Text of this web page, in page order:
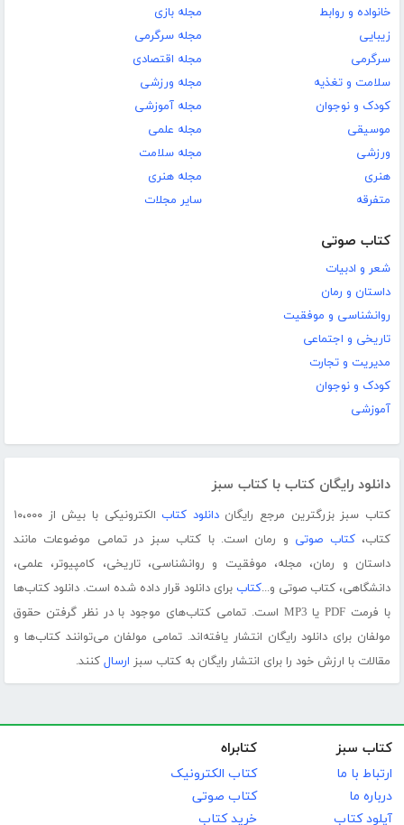
خانواده و روابط
زیبایی
سرگرمی
سلامت و تغذیه
کودک و نوجوان
موسیقی
ورزشی
هنری
متفرقه
مجله بازی
مجله سرگرمی
مجله اقتصادی
مجله ورزشی
مجله آموزشی
مجله علمی
مجله سلامت
مجله هنری
سایر مجلات
کتاب صوتی
شعر و ادبیات
داستان و رمان
روانشناسی و موفقیت
تاریخی و اجتماعی
مدیریت و تجارت
کودک و نوجوان
آموزشی
دانلود رایگان کتاب با کتاب سبز
کتاب سبز بزرگترین مرجع رایگاندانلود کتاب
الکترونیکی با بیش از ۱۰،۰۰۰
کتاب،کتاب صوتی و رمان است. با کتاب سبز در تمامی موضوعات مانند
داستان و رمان، مجله، موفقیت و روانشناسی، تاریخی، کامپیوتر، علمی،
دانشگاهی، کتاب صوتی و...کتاب برای دانلود قرار داده شده است. دانلود کتاب‌ها
با فرمت PDF یا MP3 است. تمامی کتاب‌های موجود با در نظر گرفتن حقوق
مولفان برای دانلود رایگان انتشار یافته‌اند. تمامی مولفان می‌توانند کتاب‌ها و
مقالات با ارزش خود را برای انتشار رایگان به کتاب سبز ارسال کنند.
کتاب سبز
ارتباط با ما
درباره ما
آپلود کتاب
کتابراه
کتاب الکترونیک
کتاب صوتی
خرید کتاب